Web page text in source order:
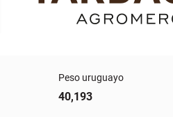
Peso uruguayo
40,193